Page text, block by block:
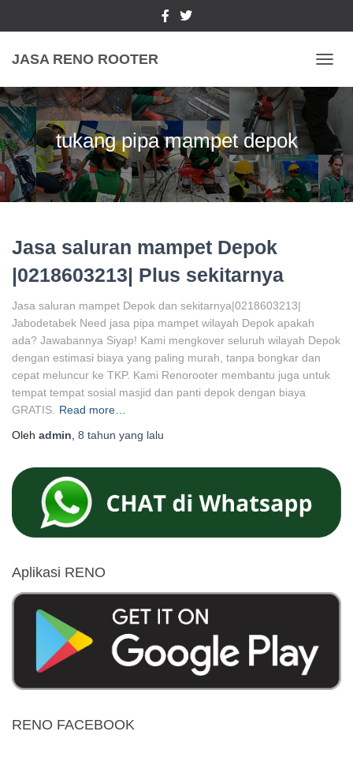
JASA RENO ROOTER
tukang pipa mampet depok
Jasa saluran mampet Depok
|0218603213| Plus sekitarnya
Jasa saluran mampet Depok dan sekitarnya|0218603213|
Jabodetabek Need jasa pipa mampet wilayah Depok apakah
ada? Jawabannya Siyap! Kami mengkover seluruh wilayah Depok
dengan estimasi biaya yang paling murah, tanpa bongkar dan
cepat meluncur ke TKP. Kami Renorooter membantu juga untuk
tempat tempat sosial masjid dan panti depok dengan biaya
GRATIS.
Read more…
Oleh admin 8 tahun yang lalu
Aplikasi RENO
RENO FACEBOOK